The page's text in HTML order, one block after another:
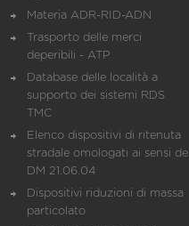
Materia ADR-RID-ADN
Trasporto delle merci
deperibili - ATP
Database delle località a
supporto dei sistemi RDS
TMC
Elenco dispositivi di ritenuta
stradale omologati ai sensi del
DM 21.06.04
Dispositivi riduzioni di massa
particolato